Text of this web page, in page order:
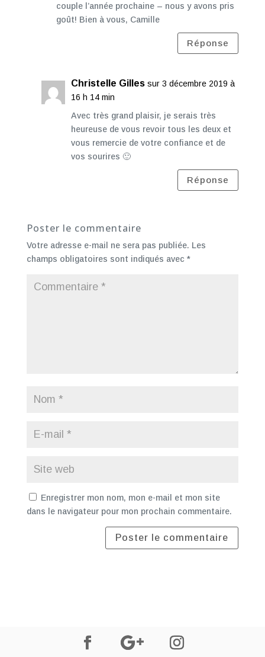
couple l’année prochaine – nous y avons pris
goût! Bien à vous, Camille
Réponse
Christelle Gilles sur 3 décembre 2019 à
16 h 14 min
Avec très grand plaisir, je serais très
heureuse de vous revoir tous les deux et
vous remercie de votre confiance et de
vos sourires 🙂
Réponse
Poster le commentaire
Votre adresse e-mail ne sera pas publiée. Les
champs obligatoires sont indiqués avec *
Enregistrer mon nom, mon e-mail et mon site
dans le navigateur pour mon prochain commentaire.